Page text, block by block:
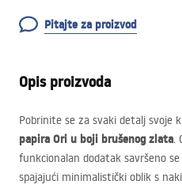
Pitajte za proizvod
Opis proizvoda
Pobrinite se za svaki detalj svoje
papira Ori u boji brušenog zlata.
funkcionalan dodatak savršeno
spajajući minimalistički oblik s